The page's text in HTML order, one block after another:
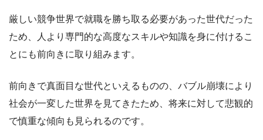
厳しい競争世界で就職を勝ち取る必要があった世代だった
ため、人より専門的な高度なスキルや知識を身に付けるこ
とにも前向きに取り組みます。
前向きで真面目な世代といえるものの、バブル崩壊により
社会が一変した世界を見てきたため、将来に対して悲観的
で慎重な傾向も見られるのです。